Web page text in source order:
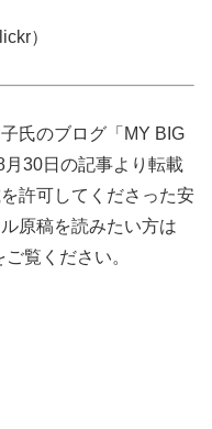
）
氏のブログ「MY BIG
30日の記事より転載
許可してくださった安
原稿を読みたい方は
ご覧ください。